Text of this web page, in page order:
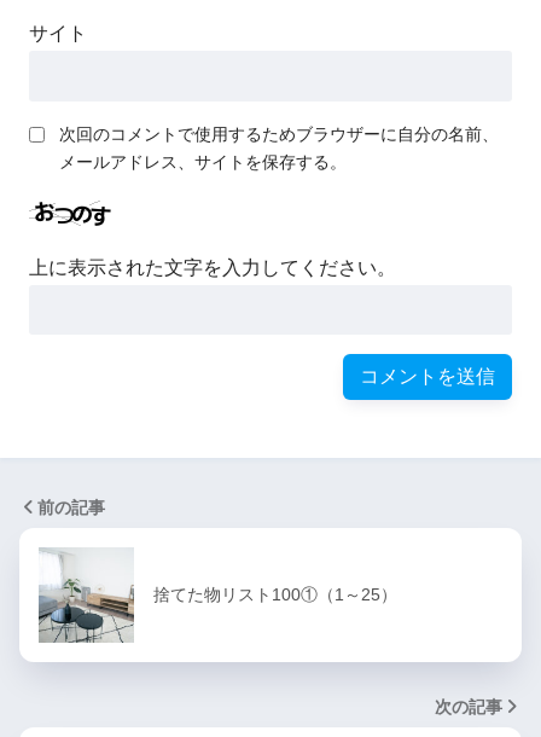
サイト
次回のコメントで使用するためブラウザーに自分の名前、
メールアドレス、サイトを保存する。
上に表示された文字を入力してください。
前の記事
捨てた物リスト100①（1～25）
次の記事